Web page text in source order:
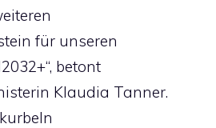
für unseren
betont
Klaudia Tanner.